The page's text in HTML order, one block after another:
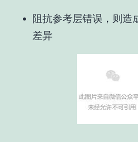
阻抗参考层错误，则造
差异